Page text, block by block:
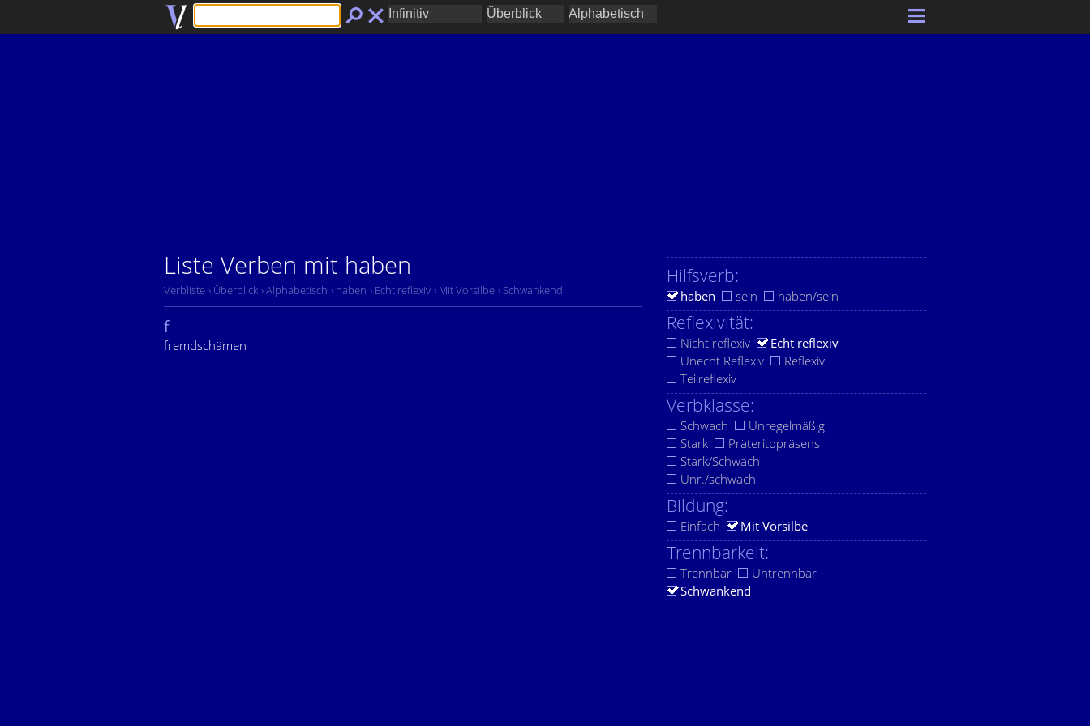
Liste Verben mit haben
Verbliste › Überblick › Alphabetisch › haben › Echt reflexiv › Mit Vorsilbe › Schwankend
f
fremdschämen
Hilfsverb:
haben sein haben/sein
Reflexivität:
Nicht reflexiv
Echt reflexiv
Unecht Reflexiv
Reflexiv
Teilreflexiv
Verbklasse:
Schwach
Unregelmäßig
Stark
Präteritopräsens
Stark/Schwach
Unr./schwach
Bildung:
Einfach Mit Vorsilbe
Trennbarkeit:
Trennbar
Untrennbar
Schwankend